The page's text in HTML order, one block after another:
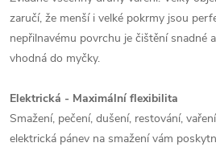
zaručí, že menší i velké pokrmy jsou
nepřilnavému povrchu je čištění snadné
vhodná do myčky.
Elektrická - Maximální flexibilita
Smažení, pečení, dušení, restování,
elektrická pánev na smažení vám